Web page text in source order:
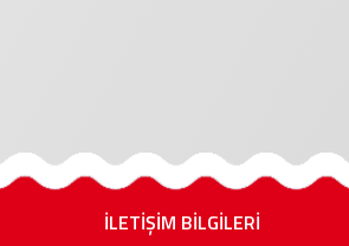
İLETİŞİM BİLGİLERİ